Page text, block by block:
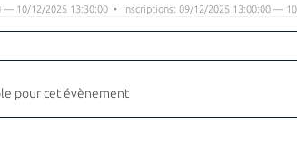
— 10/12/2025 13:30:00 • Inscriptions: 09/12/2025 13:00:00 —
pour cet évènement